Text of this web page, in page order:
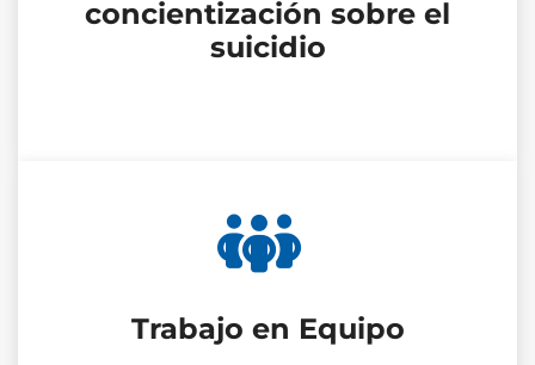
concientización sobre el
suicidio
Trabajo en Equipo